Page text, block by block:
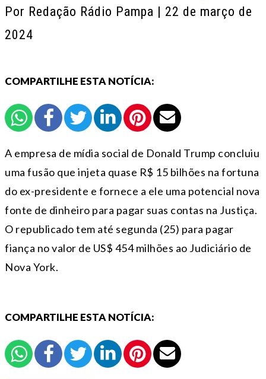
Por Redação Rádio Pampa | 22 de março de
2024
COMPARTILHE ESTA NOTÍCIA:
A empresa de mídia social de Donald Trump concluiu
uma fusão que injeta quase R$ 15 bilhões na fortuna
do ex-presidente e fornece a ele uma potencial nova
fonte de dinheiro para pagar suas contas na Justiça.
O republicado tem até segunda (25) para pagar
fiança no valor de US$ 454 milhões ao Judiciário de
Nova York.
COMPARTILHE ESTA NOTÍCIA: